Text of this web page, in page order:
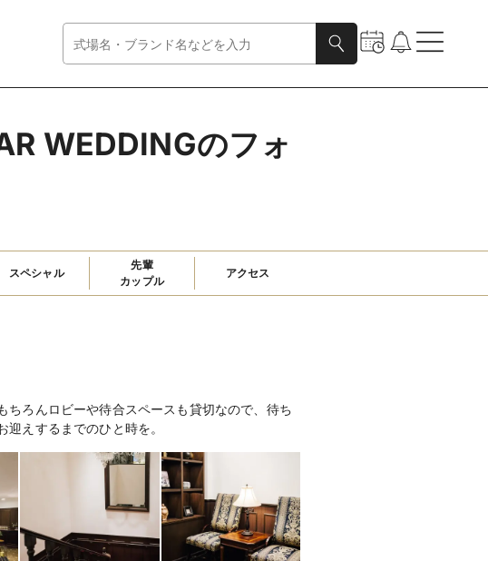
WEDDINGのフォ
スペシャル
先輩
カップル
アクセス
ろんロビーや待合スペースも貸切なので、待ち
えするまでのひと時を。